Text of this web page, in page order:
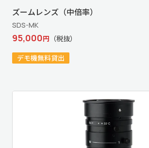
ズームレンズ（中倍率）
SDS-MK
95,000円 （税抜）
デモ機無料貸出